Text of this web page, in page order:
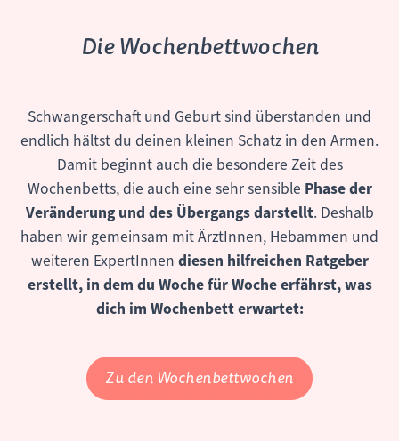
Die Wochenbettwochen
Schwangerschaft und Geburt sind überstanden und
endlich hältst du deinen kleinen Schatz in den Armen.
Damit beginnt auch die besondere Zeit des
Wochenbetts, die auch eine sehr sensible Phase der
Veränderung und des Übergangs darstellt. Deshalb
haben wir gemeinsam mit ÄrztInnen, Hebammen und
weiteren ExpertInnen diesen hilfreichen Ratgeber
erstellt, in dem du Woche für Woche erfährst, was
dich im Wochenbett erwartet:
Zu den Wochenbettwochen